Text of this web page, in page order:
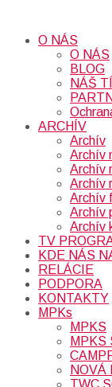
O NÁS
O NÁS
BLOG
NÁŠ
ARCHÍV
Archív
Archív
Archív
Archív
Archív
Archív
Archív
TV
KDE NÁS
RELÁCIE
PODPORA
KONTAKTY
MPKs
MPKS
MPKS
NOVÁ
TWC